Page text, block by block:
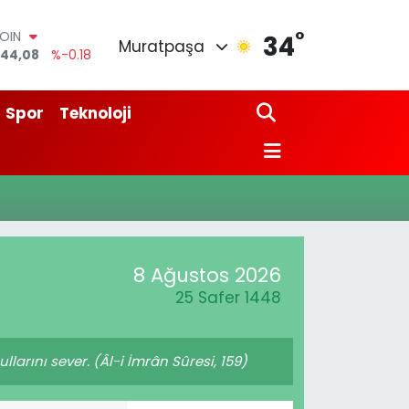
%-0.18
%0.18
%-14
Muratpaşa 34°
Spor
Teknoloji
8 Ağustos 2026
25 Safer 1448
sever. (Âl-i İmrân Sûresi, 159)